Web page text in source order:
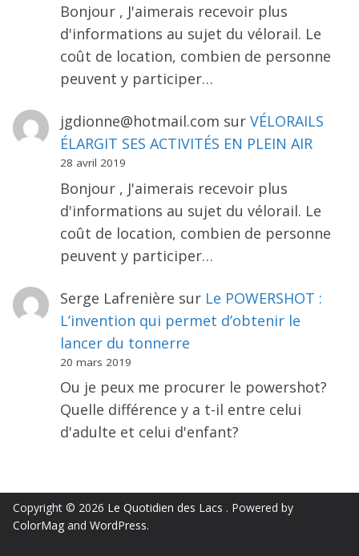
Bonjour , J'aimerais recevoir plus
d'informations au sujet du vélorail. Le
coût de location, combien de personne
peuvent y participer…
jgdionne@hotmail.com sur VÉLORAILS
ÉLARGIT SES ACTIVITÉS EN PLEIN AIR
28 avril 2019
Bonjour , J'aimerais recevoir plus
d'informations au sujet du vélorail. Le
coût de location, combien de personne
peuvent y participer…
Serge Lafrenière sur Le POWERSHOT :
L’invention qui permet d’obtenir le
lancer du tonnerre
20 mars 2019
Ou je peux me procurer le powershot?
Quelle différence y a t-il entre celui
d'adulte et celui d'enfant?
Copyright © 2026 Le Quotidien des Lacs . Powered by
ColorMag and WordPress.